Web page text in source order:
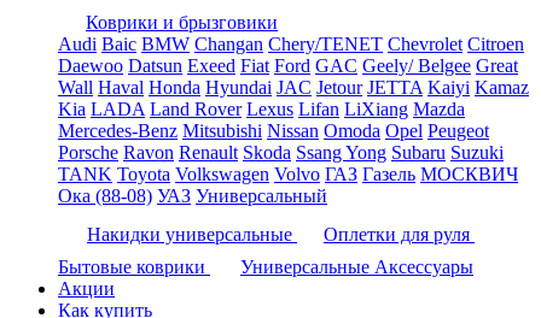
Коврики и брызговики
Audi Baic BMW Changan Chery/TENET Chevrolet Citroen
Daewoo Datsun Exeed Fiat Ford GAC Geely/ Belgee Great
Wall Haval Honda Hyundai JAC Jetour JETTA Kaiyi Kamaz
Kia LADA Land Rover Lexus Lifan LiXiang Mazda
Mercedes-Benz Mitsubishi Nissan Omoda Opel Peugeot
Porsche Ravon Renault Skoda Ssang Yong Subaru Suzuki
TANK Toyota Volkswagen Volvo ГАЗ Газель МОСКВИЧ
Ока (88-08) УАЗ Универсальный
Накидки универсальные
Оплетки для руля
Бытовые коврики
Универсальные Аксессуары
Акции
Как купить